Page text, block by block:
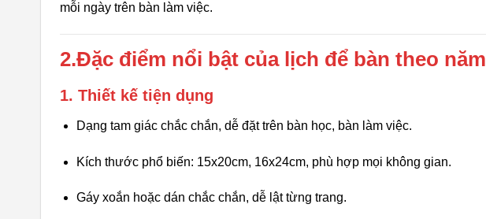
mỗi ngày trên bàn làm việc.
2.Đặc điểm nổi bật của lịch để bàn theo năm
1. Thiết kế tiện dụng
Dạng tam giác chắc chắn, dễ đặt trên bàn học, bàn làm việc.
Kích thước phổ biến: 15x20cm, 16x24cm, phù hợp mọi không gian.
Gáy xoắn hoặc dán chắc chắn, dễ lật từng trang.